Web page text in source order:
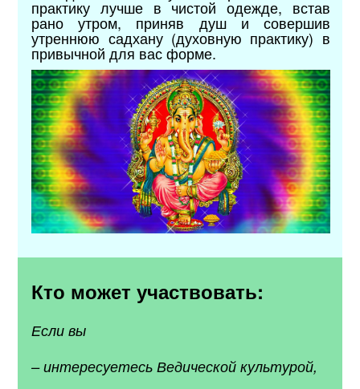
практику лучше в чистой одежде, встав
рано утром, приняв душ и совершив
утреннюю садхану (духовную практику) в
привычной для вас форме.
Кто может участвовать:
Если вы
– интересуетесь Ведической культурой,